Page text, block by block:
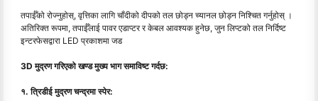
तपाईँको रोज्नुहोस्, वृत्तिका लागि चाँदीको दीपको तल छोड्न च्यानल छोड्न निश्चित गर्नुहोस् ।
अतिरिक्त रूपमा, तपाईँलाई पावर एडाप्टर र केबल आवश्यक हुनेछ, जुन लिप्टको तल निर्दिष्ट
इन्टरफेसद्वारा LED प्रकाशमा जड
3D मुद्रण गरिएको खण्ड मुख्य भाग समाविष्ट गर्दछ:
१. त्रिडीई मुद्रण चन्द्रमा स्पेर: